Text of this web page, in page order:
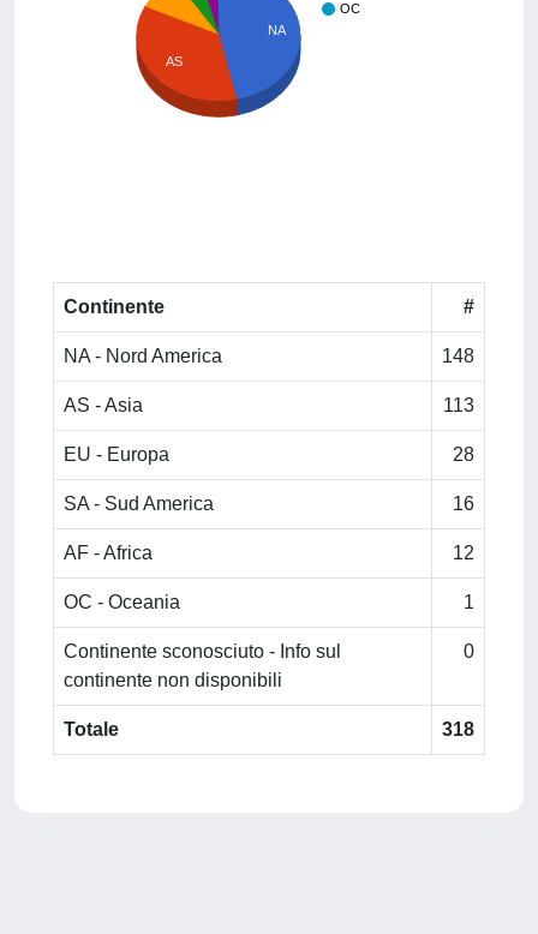
OC
NA
AS
Continente #
NA - Nord America 148
AS - Asia 113
EU - Europa 28
SA - Sud America 16
AF - Africa 12
OC - Oceania 1
Continente sconosciuto - Info sul
continente non disponibili
0
Totale 318